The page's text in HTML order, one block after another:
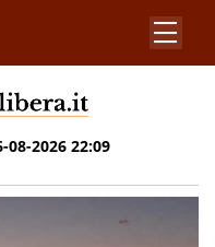
08-2026 22:09